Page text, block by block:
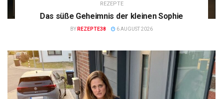
REZEPTE
Das süße Geheimnis der kleinen Sophie
BY REZEPTE38 6 AUGUST 2026